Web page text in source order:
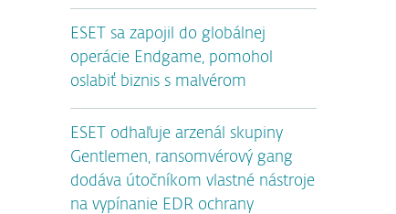
ESET sa zapojil do globálnej
operácie Endgame, pomohol
oslabiť biznis s malvérom
ESET odhaľuje arzenál skupiny
Gentlemen, ransomvérový gang
dodáva útočníkom vlastné nástroje
na vypínanie EDR ochrany